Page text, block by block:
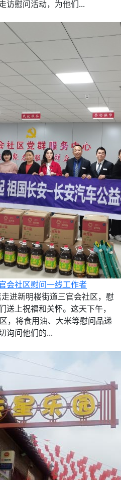
访慰问活动，为他们...
会社区慰问一线工作者
进新明楼街道三官会社区，慰
送上祝福和关怀。这天下午，
，将食用油、大米等慰问品递
询问他们的...